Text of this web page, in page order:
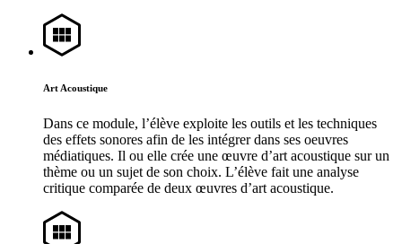
Art Acoustique
Dans ce module, l’élève exploite les outils et les techniques
des effets sonores afin de les intégrer dans ses oeuvres
médiatiques. Il ou elle crée une œuvre d’art acoustique sur un
thème ou un sujet de son choix. L’élève fait une analyse
critique comparée de deux œuvres d’art acoustique.